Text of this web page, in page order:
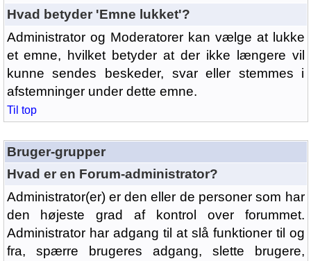
Hvad betyder 'Emne lukket'?
Administrator og Moderatorer kan vælge at lukke
et emne, hvilket betyder at der ikke længere vil
kunne sendes beskeder, svar eller stemmes i
afstemninger under dette emne.
Til top
Bruger-grupper
Hvad er en Forum-administrator?
Administrator(er) er den eller de personer som har
den højeste grad af kontrol over forummet.
Administrator har adgang til at slå funktioner til og
fra, spærre brugeres adgang, slette brugere,